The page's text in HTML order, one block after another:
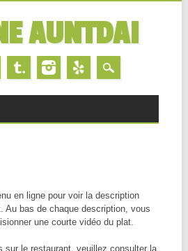
AUNTDAI
en ligne pour voir la description
Au bas de chaque description, vous
une courte vidéo du plat.
sur le restaurant, veuillez consulter la